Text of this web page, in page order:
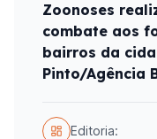
Zoonoses
combate aos
bairros da
Pinto/Agência
Editoria: